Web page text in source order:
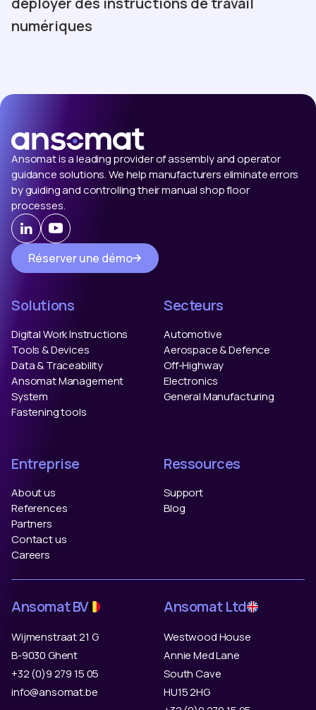
numériques
Ansomat is a leading provider of assembly and operator
guidance solutions. We help manufacturers eliminate errors
by guiding and controlling their manual shop floor
processes.
Réserver une démo
Solutions
Digital Work Instructions
Tools & Devices
Data & Traceability
Ansomat Management
System
Fastening tools
Secteurs
Automotive
Aerospace & Defence
Off-Highway
Electronics
General Manufacturing
Entreprise
About us
References
Partners
Contact us
Careers
Ressources
Support
Blog
Ansomat BV
Wijmenstraat 21 G
B-9030 Ghent
+32 (0)9 279 15 05
info@ansomat.be
Ansomat Ltd
Westwood House
Annie Med Lane
South Cave
HU15 2HG